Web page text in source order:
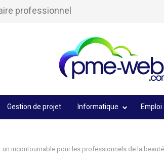
professionnel
Gestion de projet Informatique Emploi
incontournable pour les professionnels de la